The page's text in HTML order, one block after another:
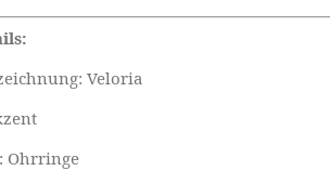
Veloria
Ohrringe